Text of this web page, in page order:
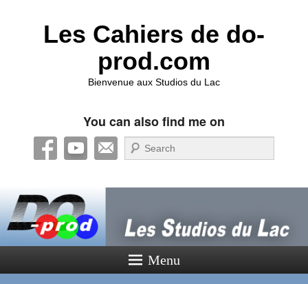
Les Cahiers de do-
prod.com
Bienvenue aux Studios du Lac
You can also find me on
Recherche
Menu